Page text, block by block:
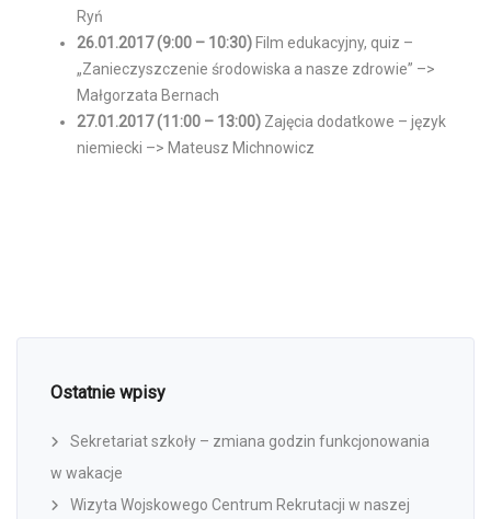
Ryń
26.01.2017(9:00 – 10:30) Film edukacyjny, quiz –
„Zanieczyszczenie środowiska a nasze zdrowie” –>
Małgorzata Bernach
27.01.2017(11:00 – 13:00) Zajęcia dodatkowe – język
niemiecki –> Mateusz Michnowicz
Ostatnie wpisy
Sekretariat szkoły – zmiana godzin funkcjonowania
w wakacje
Wizyta Wojskowego Centrum Rekrutacji w naszej